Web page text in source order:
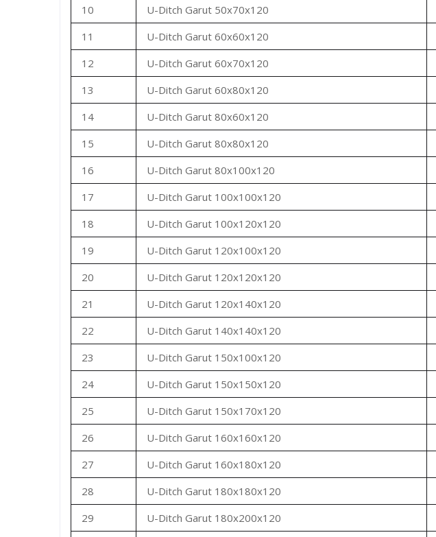
10
U-Ditch Garut 50x70x120
11
U-Ditch Garut 60x60x120
12
U-Ditch Garut 60x70x120
13
U-Ditch Garut 60x80x120
14
U-Ditch Garut 80x60x120
15
U-Ditch Garut 80x80x120
16
U-Ditch Garut 80x100x120
17
U-Ditch Garut 100x100x120
18
U-Ditch Garut 100x120x120
19
U-Ditch Garut 120x100x120
20
U-Ditch Garut 120x120x120
21
U-Ditch Garut 120x140x120
22
U-Ditch Garut 140x140x120
23
U-Ditch Garut 150x100x120
24
U-Ditch Garut 150x150x120
25
U-Ditch Garut 150x170x120
26
U-Ditch Garut 160x160x120
27
U-Ditch Garut 160x180x120
28
U-Ditch Garut 180x180x120
29
U-Ditch Garut 180x200x120